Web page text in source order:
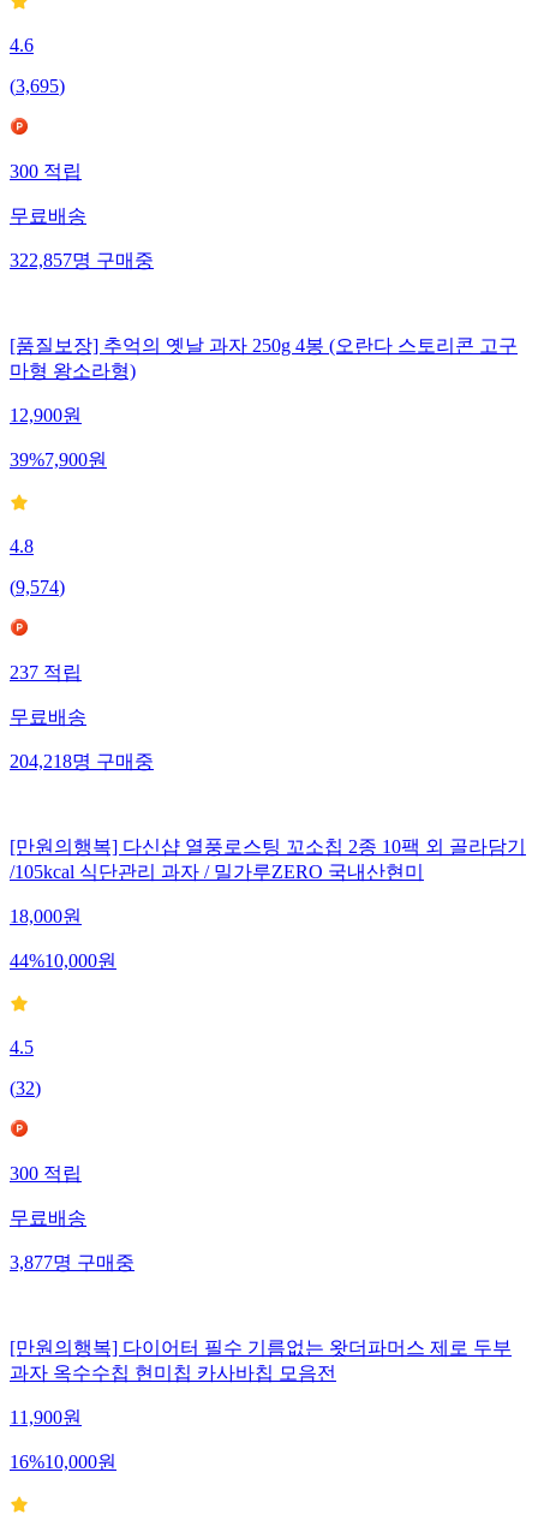
4.6
(3,695)
300 적립
무료배송
322,857명 구매중
[품질보장] 추억의 옛날 과자 250g 4봉 (오란다 스토리콘 고구
마형 왕소라형)
12,900원
39%7,900원
4.8
(9,574)
237 적립
무료배송
204,218명 구매중
[만원의행복] 다신샵 열풍로스팅 꼬소칩 2종 10팩 외 골라담기
/105kcal 식단관리 과자 / 밀가루ZERO 국내산현미
18,000원
44%10,000원
4.5
(32)
300 적립
무료배송
3,877명 구매중
[만원의행복] 다이어터 필수 기름없는 왓더파머스 제로 두부
과자 옥수수칩 현미칩 카사바칩 모음전
11,900원
16%10,000원